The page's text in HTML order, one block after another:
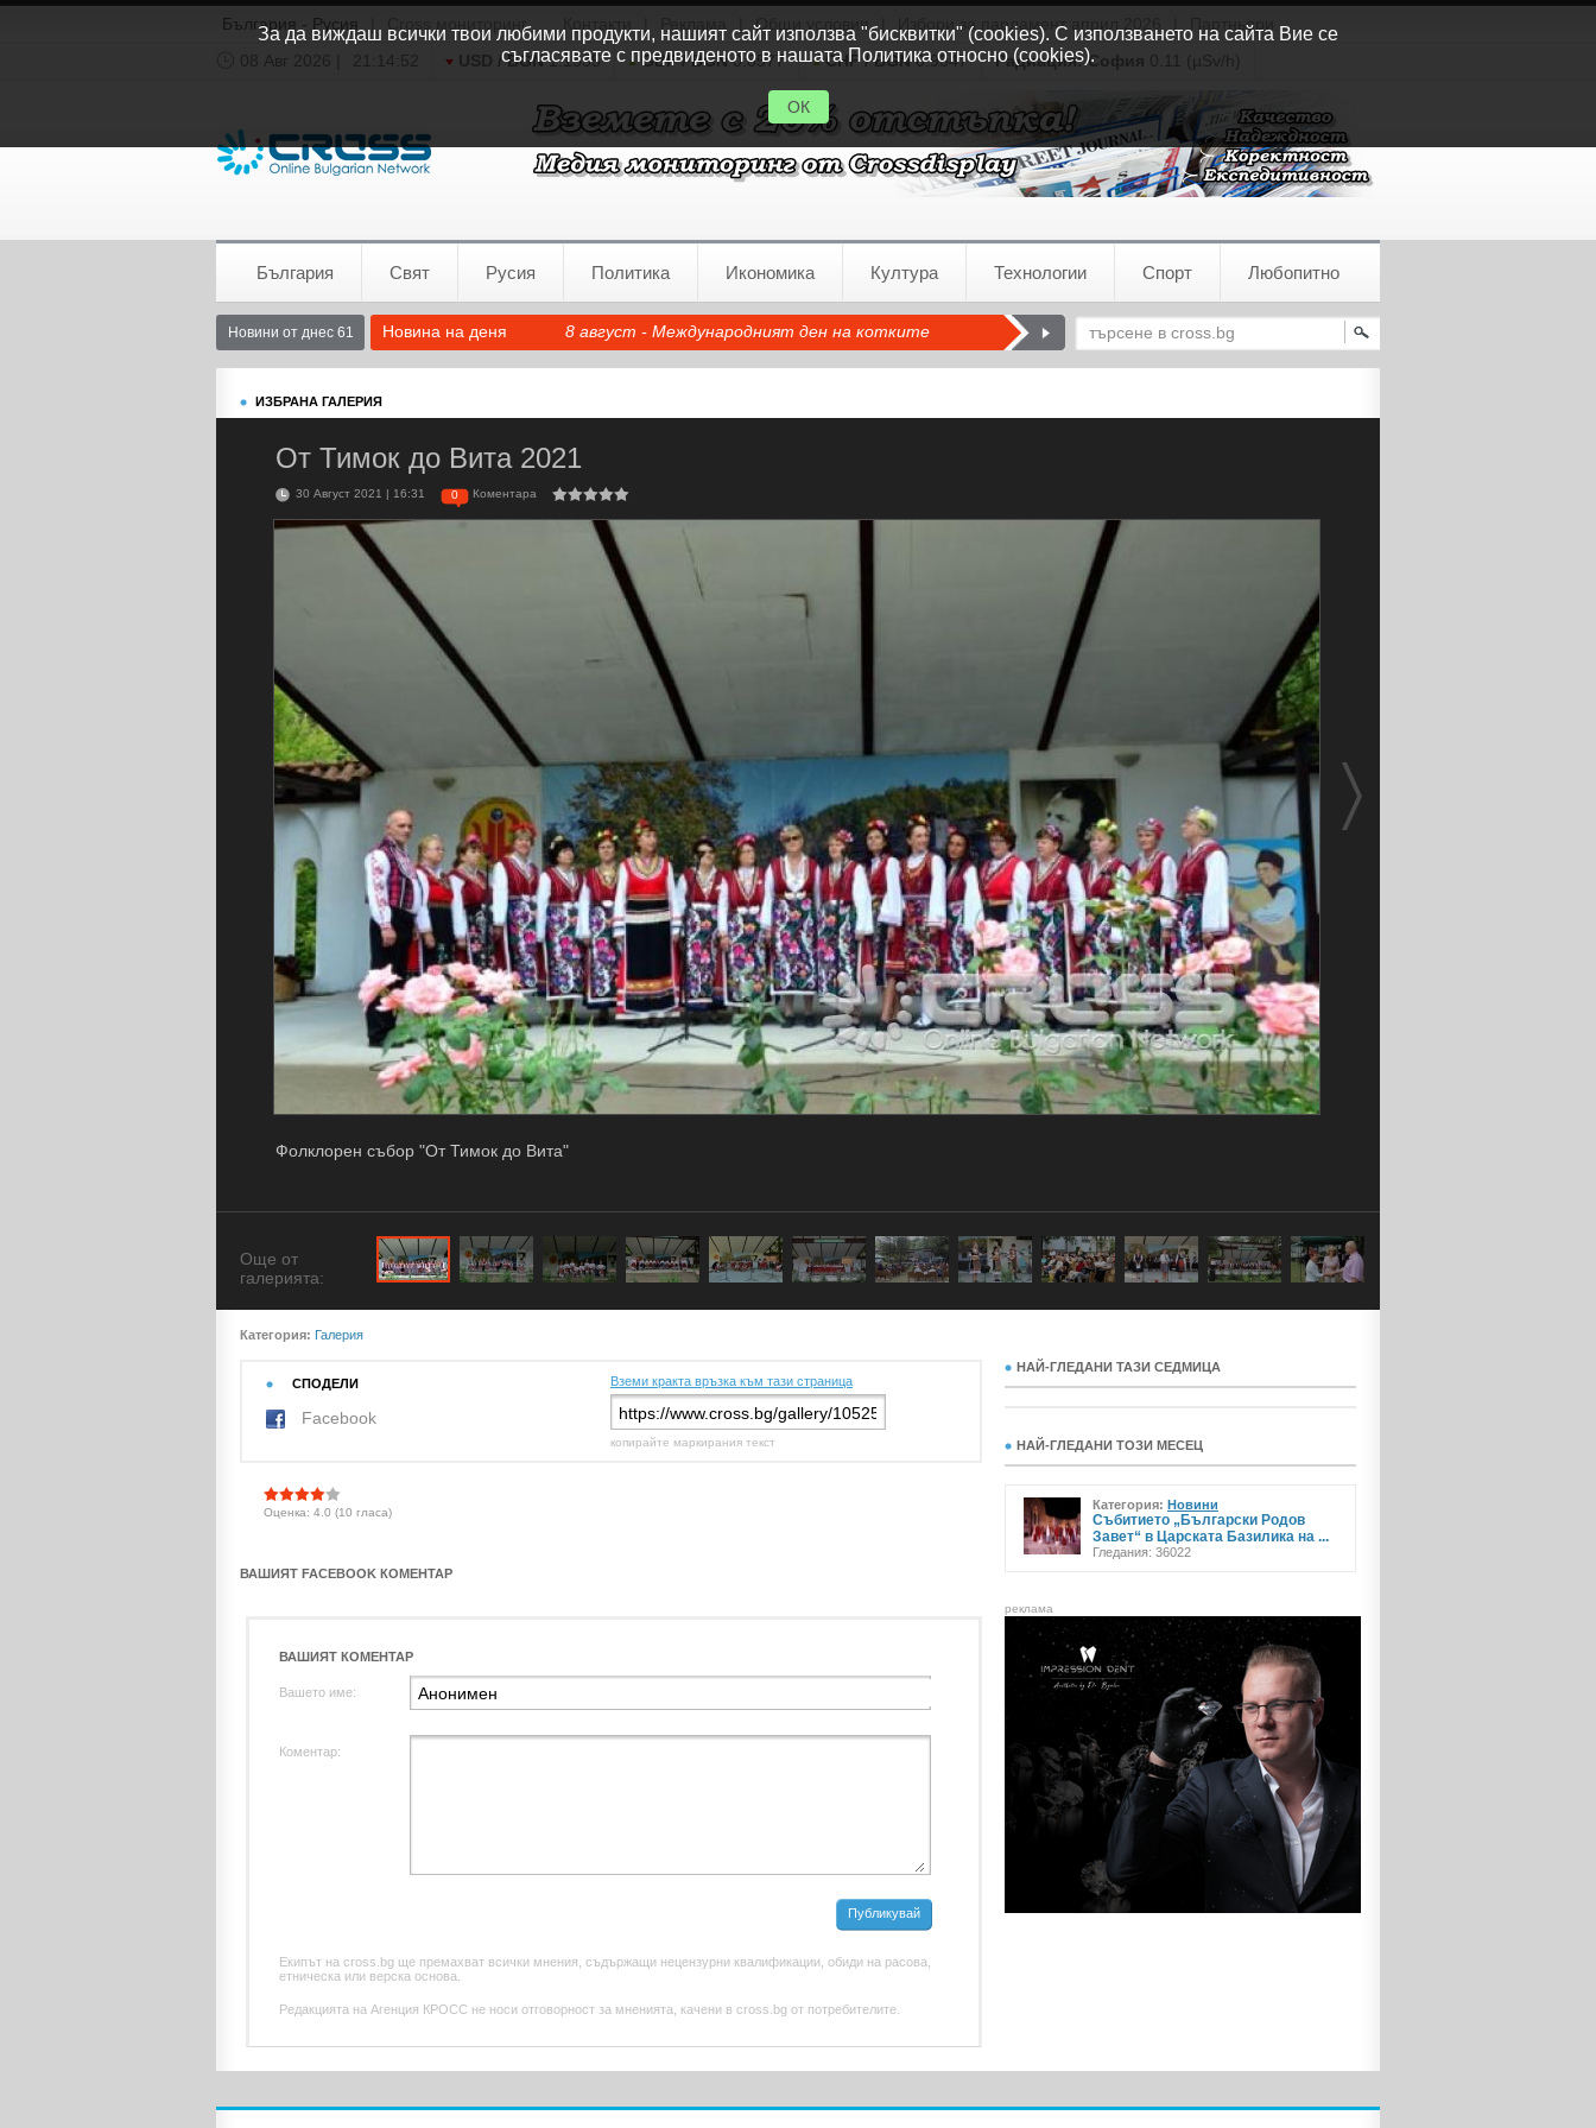
България - Русия Cross мониторинг Общи условия Избори за парламент април 2026
Партньори
08 Авг 2026 |
21:14:53 USD / BGN1.1535 GBP / BGN0.8577 CHF / BGN0.9347 Радиация:София 0.11 (µSv/h)
България Свят Русия Политика Икономика Култура Технологии Спорт Любопитно
Новини от днес 61 Новина на деня 8 август - Международният ден на котките
ИЗБРАНА ГАЛЕРИЯ
От Тимок до Вита 2021
30 Август 2021 | 16:31 0 Коментара
Фолклорен събор "От Тимок до Вита"
Още от
галерията:
Категория: Галерия
СПОДЕЛИ
Facebook
Вземи кракта връзка към тази страница
копирайте маркирания текст
Оценка: 4.0 (10 гласа)
ВАШИЯТ FACEBOOK КОМЕНТАР
ВАШИЯТ КОМЕНТАР
Вашето име:
Коментар:
Публикувай
Екипът на cross.bg ще премахват всички мнения, съдържащи нецензурни квалификации, обиди на расова,
етническа или верска основа.
Редакцията на Агенция КРОСС не носи отговорност за мненията, качени в cross.bg от потребителите.
НАЙ-ГЛЕДАНИ ТАЗИ СЕДМИЦА
НАЙ-ГЛЕДАНИ ТОЗИ МЕСЕЦ
Категория: Новини
Събитието „Български Родов
Завет“ в Царската Базилика на ...
Гледания: 36022
реклама
За да виждаш всички твои любими продукти, нашият сайт използва "бисквитки" (cookies). С използването на сайта Вие се
съгласявате с предвиденото в нашата Политика относно (cookies).
ОК